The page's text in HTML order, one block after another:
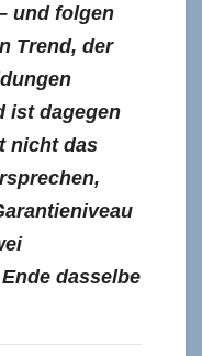
und folgen
Trend, der
ist dagegen
nicht das
dasselbe